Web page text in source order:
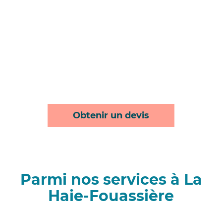
Obtenir un devis
Parmi nos services à La
Haie-Fouassière